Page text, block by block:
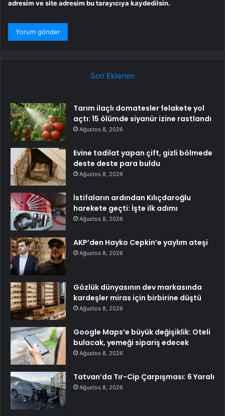
adresim ve site adresim bu tarayıcıya kaydedilsin.
Son Eklenen
Tarım ilaçlı domatesler felakete yol
açtı: 15 ölümde siyanür izine rastlandı
Ağustos 8, 2026
Evine tadilat yapan çift, gizli bölmede
deste deste para buldu
Ağustos 8, 2026
İstifaların ardından Kılıçdaroğlu
harekete geçti: İşte ilk adımı
Ağustos 8, 2026
AKP’den Hayko Cepkin’e yaylım ateşi
Ağustos 8, 2026
Gözlük dünyasının dev markasında
kardeşler miras için birbirine düştü
Ağustos 8, 2026
Google Maps’e büyük değişiklik: Oteli
bulacak, yemeği sipariş edecek
Ağustos 8, 2026
Tatvan’da Tır-Cip Çarpışması: 6 Yaralı
Ağustos 8, 2026